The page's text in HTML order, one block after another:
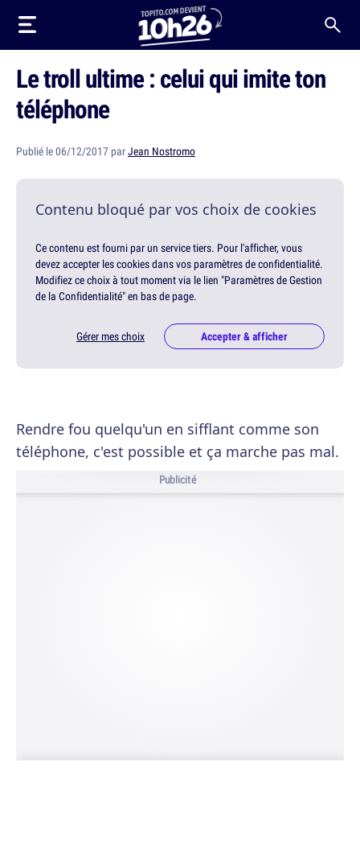
Le troll ultime : celui qui imite ton
téléphone
Publié le 06/12/2017 parJean Nostromo
Contenu bloqué par vos choix de cookies
Ce contenu est fourni par un service tiers. Pour l'afficher, vous
devez accepter les cookies dans vos paramètres de confidentialité.
Modifiez ce choix à tout moment via le lien "Paramètres de Gestion
de la Confidentialité" en bas de page.
Gérer mes choix Accepter & afficher
Rendre fou quelqu'un en sifflant comme son
téléphone, c'est possible et ça marche pas mal.
Publicité